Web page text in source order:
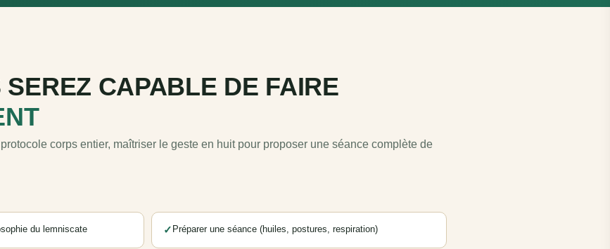
CAPABLE DE FAIRE
corps entier, maîtriser le geste en huit pour proposer une séance complète de
du lemniscate ✓ Préparer une séance (huiles, postures, respiration)